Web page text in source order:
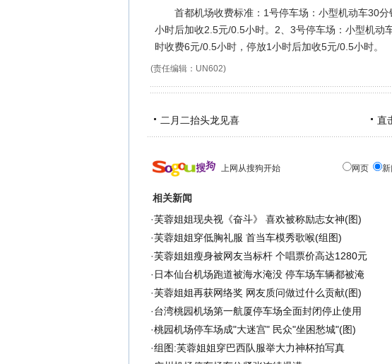
首都机场收费标准：1号停车场：小型机动车30分
小时后加收2.5元/0.5小时。2、3号停车场：小型机动
时收费6元/0.5小时，停放1小时后加收5元/0.5小时。
(责任编辑：UN602)
二月二抬头龙见喜 直
上网从搜狗开始 网页 新
相关新闻
·芙蓉姐姐现央视《奋斗》 喜欢被称励志女神(图)
·芙蓉姐姐穿低胸礼服 首当车模秀歌喉(组图)
·芙蓉姐姐瘦身被网友当标杆 个唱票价高达1280元
· 日本仙台机场跑道被海水淹没 停车场车辆都被淹
·芙蓉姐姐再获网络奖 网友质问做过什么贡献(图)
·台湾桃园机场第一航厦停车场全面封闭停止使用
·桃园机场停车场成"大迷宫" 民众"坐困愁城"(图)
·组图:芙蓉姐姐穿巴西队服举大力神杯拍写真